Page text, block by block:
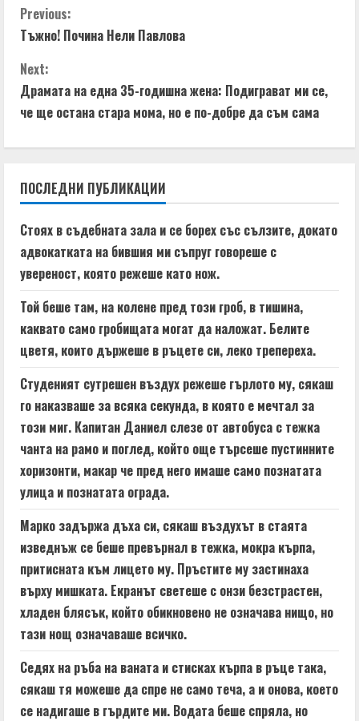
C
o
n
t
i
n
u
e
R
e
a
d
i
n
g
Previous:
Тъжно! Почина Нели Павлова
Next:
Драмата на една 35-годишна жена: Подиграват ми се,
че ще остана стара мома, но е по-добре да съм сама
ПОСЛЕДНИ ПУБЛИКАЦИИ
Стоях в съдебната зала и се борех със сълзите, докато
адвокатката на бившия ми съпруг говореше с
увереност, която режеше като нож.
Той беше там, на колене пред този гроб, в тишина,
каквато само гробищата могат да наложат. Белите
цветя, които държеше в ръцете си, леко трепереха.
Студеният сутрешен въздух режеше гърлото му, сякаш
го наказваше за всяка секунда, в която е мечтал за
този миг. Капитан Даниел слезе от автобуса с тежка
чанта на рамо и поглед, който още търсеше пустинните
хоризонти, макар че пред него имаше само познатата
улица и познатата ограда.
Марко задържа дъха си, сякаш въздухът в стаята
изведнъж се беше превърнал в тежка, мокра кърпа,
притисната към лицето му. Пръстите му застинаха
върху мишката. Екранът светеше с онзи безстрастен,
хладен блясък, който обикновено не означава нищо, но
тази нощ означаваше всичко.
Седях на ръба на ваната и стисках кърпа в ръце така,
сякаш тя можеше да спре не само теча, а и онова, което
се надигаше в гърдите ми. Водата беше спряла, но